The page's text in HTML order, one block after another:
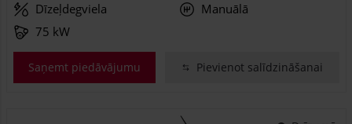
Dīzeļdegviela
Manuālā
75 kW
Saņemt piedāvājumu Pievienot salīdzināšanai